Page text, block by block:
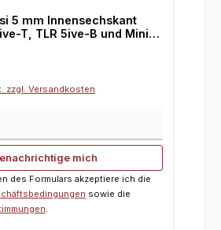
5 mm Innensechskant
T, TLR 5ive-B und Mini
zzgl. Versandkosten
mich
des Formulars akzeptiere ich die
sowie die
.